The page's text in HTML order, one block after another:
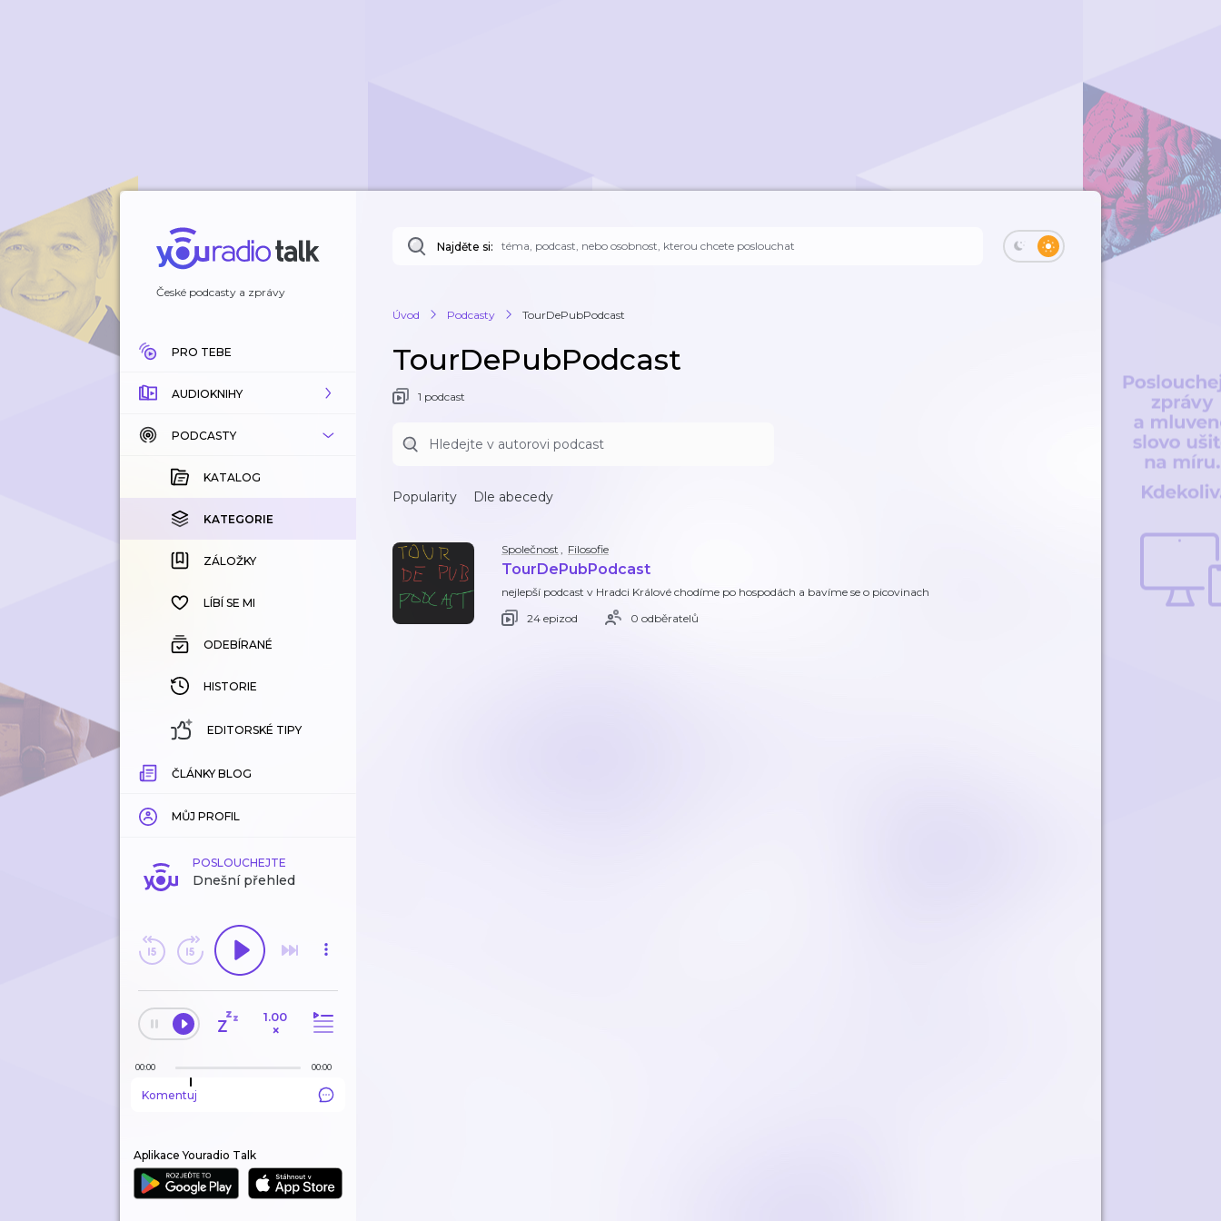
České podcasty a zprávy
PRO TEBE
AUDIOKNIHY
KATALOG
KOUPENÉ
KATEGORIE
ZÁLOŽKY
HISTORIE
PODCASTY
KATALOG
KATEGORIE
ZÁLOŽKY
LÍBÍ SE MI
ODEBÍRANÉ
HISTORIE
EDITORSKÉ TIPY
ČLÁNKY BLOG
MŮJ PROFIL
POSLOUCHEJTE
Dnešní přehled
1.00
×
00:00 00:00
Komentuj
Aplikace Youradio Talk
Najděte si:
Úvod Podcasty TourDePubPodcast
TourDePubPodcast
1 podcast
Popularity Dle abecedy
Společnost , Filosofie
TourDePubPodcast
nejlepší podcast v Hradci Králové chodíme po hospodách a bavíme se o picovinach
24 epizod
0 odběratelů